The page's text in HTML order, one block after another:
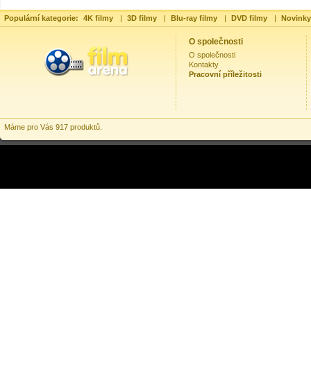
Populární kategorie: 4K filmy | 3D filmy | Blu-ray filmy | DVD filmy |
O společnosti
O společnosti
Kontakty
Pracovní příležitosti
Máme pro Vás 917 produktů.